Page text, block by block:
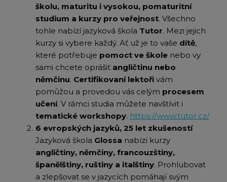
školu, maturitu i vysokou, pomaturitní
studium a kurzy pro veřejnost. Všechno
tohle nabízí jazyková škola Tutor. Mezi jejich
kurzy si vybere každý. Ať už je to vaše dítě,
které potřebuje pomoct ve škole nebo vy
sami chcete oprášit angličtinu nebo
němčinu. Certifikovaní lektoři vám
pomůžou a provedou vás celým procesem
učení. V rámci studia můžete navštívit i
tematické workshopy. https://www.tutor.cz/
6 evropských jazyků, 25 let zkušeností
Jazyková škola Glossa nabízí kurzy
angličtiny, němčiny, francouzštiny,
španělštiny, ruštiny a italštiny. Prohlubovat
a zlepšovat se v jazycích pomáhají svým